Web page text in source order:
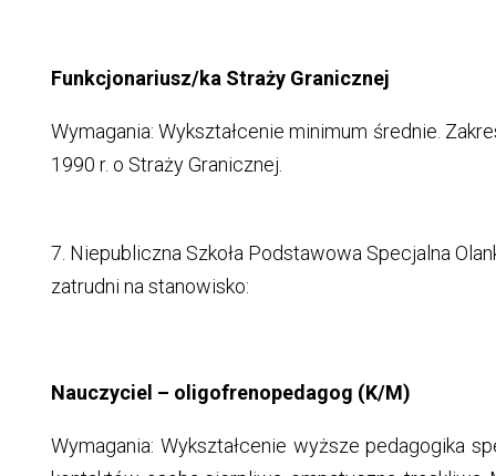
Funkcjonariusz/ka Straży Granicznej
Wymagania: Wykształcenie minimum średnie.
1990 r. o Straży Granicznej.
7. Niepubliczna Szkoła Podstawowa Specjalna
zatrudni na stanowisko:
Nauczyciel – oligofrenopedagog (K/M)
Wymagania: Wykształcenie wyższe pedagogika